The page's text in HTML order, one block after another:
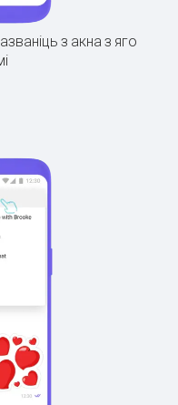
з акна з яго